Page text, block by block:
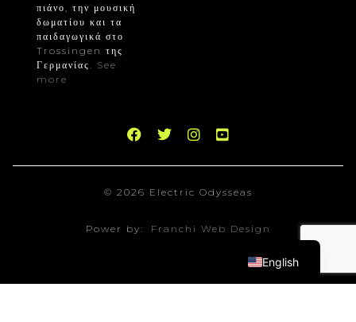
πιάνο, την μουσική
δωματίου και τα
παιδαγωγικά στο
Trossingen της
Γερμανίας. See
more
© 2026 Electric Odysseas
Power by: Franchi Web Design
English